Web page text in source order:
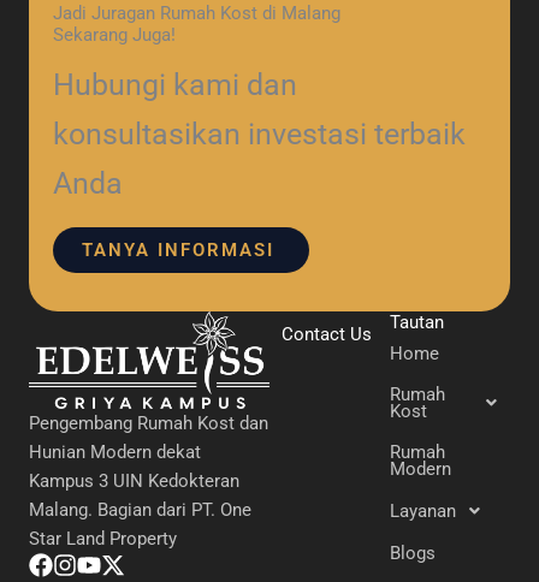
Jadi Juragan Rumah Kost di Malang
Sekarang Juga!
Hubungi kami dan
konsultasikan investasi terbaik
Anda
TANYA INFORMASI
Pengembang Rumah Kost dan
Hunian Modern dekat
Kampus 3 UIN Kedokteran
Malang. Bagian dari PT. One
Star Land Property
Contact Us
Tautan
Home
Rumah
Kost
Rumah
Modern
Layanan
Blogs